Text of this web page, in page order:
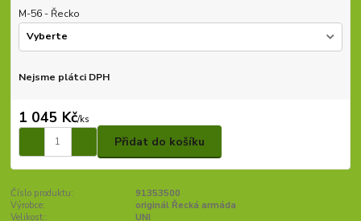
M-56 - Řecko
Nejsme plátci DPH
1 045 Kč/ks
Přidat do košíku
Číslo produktu:
91353500
Výrobce:
originál Řecká armáda
Velikost::
UNI